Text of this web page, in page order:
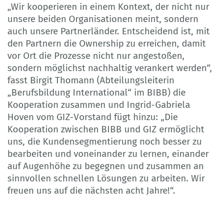
„Wir kooperieren in einem Kontext, der nicht nur
unsere beiden Organisationen meint, sondern
auch unsere Partnerländer. Entscheidend ist, mit
den Partnern die Ownership zu erreichen, damit
vor Ort die Prozesse nicht nur angestoßen,
sondern möglichst nachhaltig verankert werden“,
fasst Birgit Thomann (Abteilungsleiterin
„Berufsbildung International“ im BIBB) die
Kooperation zusammen und Ingrid-Gabriela
Hoven vom GIZ-Vorstand fügt hinzu: „Die
Kooperation zwischen BIBB und GIZ ermöglicht
uns, die Kundensegmentierung noch besser zu
bearbeiten und voneinander zu lernen, einander
auf Augenhöhe zu begegnen und zusammen an
sinnvollen schnellen Lösungen zu arbeiten. Wir
freuen uns auf die nächsten acht Jahre!“.